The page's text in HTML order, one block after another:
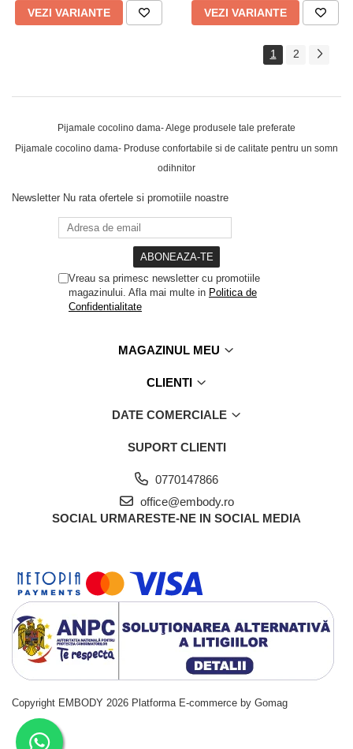
VEZI VARIANTE VEZI VARIANTE
1 2
Pijamale cocolino dama- Alege produsele tale preferate
Pijamale cocolino dama- Produse confortabile si de calitate pentru un somn
odihnitor
Newsletter Nu rata ofertele si promotiile noastre
Vreau sa primesc newsletter cu promotiile
magazinului. Afla mai multe in Politica de
Confidentialitate
MAGAZINUL MEU
CLIENTI
DATE COMERCIALE
SUPORT CLIENTI
0770147866
office@embody.ro
SOCIAL URMARESTE-NE IN SOCIAL MEDIA
Copyright EMBODY 2026 Platforma E-commerce by Gomag